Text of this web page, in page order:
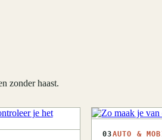
zonder haast.
03AUTO &